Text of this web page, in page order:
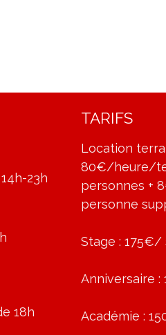
23h
18h
TARIFS
Location
80€/heure/
personnes +
personne
Stage : 175€/
Anniversaire
Académie :